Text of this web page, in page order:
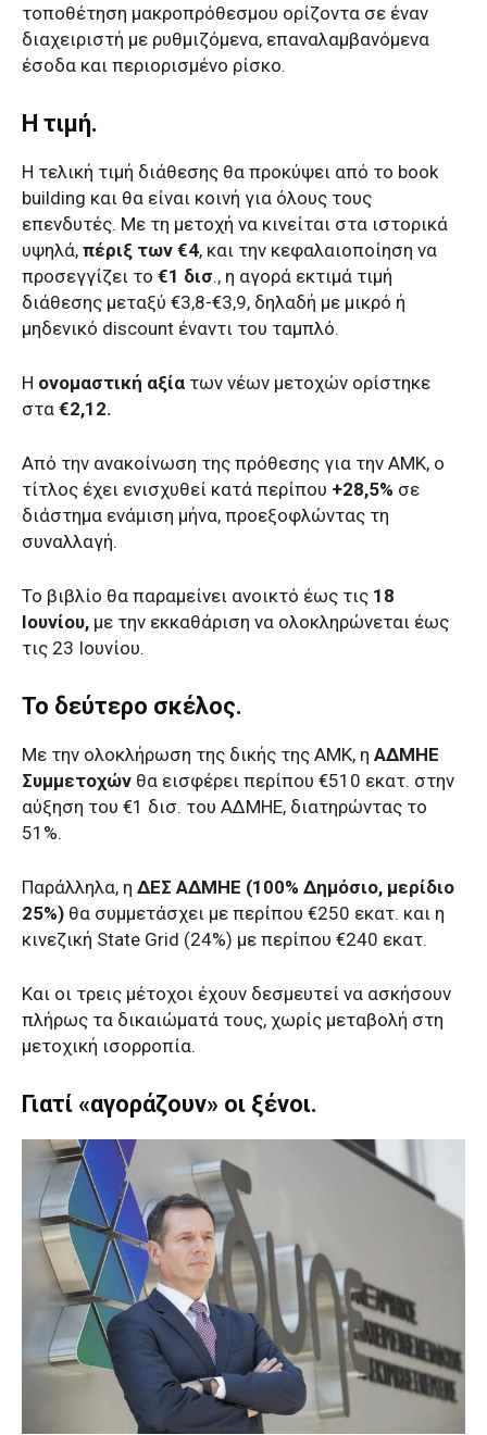
τοποθέτηση μακροπρόθεσμου ορίζοντα σε έναν
διαχειριστή με ρυθμιζόμενα, επαναλαμβανόμενα
έσοδα και περιορισμένο ρίσκο.
Η τιμή.
Η τελική τιμή διάθεσης θα προκύψει από το book
building και θα είναι κοινή για όλους τους
επενδυτές. Με τη μετοχή να κινείται στα ιστορικά
υψηλά, πέριξ των €4, και την κεφαλαιοποίηση να
προσεγγίζει το €1 δισ., η αγορά εκτιμά τιμή
διάθεσης μεταξύ €3,8-€3,9, δηλαδή με μικρό ή
μηδενικό discount έναντι του ταμπλό.
Η ονομαστική αξία των νέων μετοχών ορίστηκε
στα €2,12.
Από την ανακοίνωση της πρόθεσης για την ΑΜΚ, ο
τίτλος έχει ενισχυθεί κατά περίπου +28,5% σε
διάστημα ενάμιση μήνα, προεξοφλώντας τη
συναλλαγή.
Το βιβλίο θα παραμείνει ανοικτό έως τις 18
Ιουνίου, με την εκκαθάριση να ολοκληρώνεται έως
τις 23 Ιουνίου.
Το δεύτερο σκέλος.
Με την ολοκλήρωση της δικής της ΑΜΚ, η ΑΔΜΗΕ
Συμμετοχών θα εισφέρει περίπου €510 εκατ. στην
αύξηση του €1 δισ. του ΑΔΜΗΕ, διατηρώντας το
51%.
Παράλληλα, η ΔΕΣ ΑΔΜΗΕ (100% Δημόσιο, μερίδιο
25%) θα συμμετάσχει με περίπου €250 εκατ. και η
κινεζική State Grid (24%) με περίπου €240 εκατ.
Και οι τρεις μέτοχοι έχουν δεσμευτεί να ασκήσουν
πλήρως τα δικαιώματά τους, χωρίς μεταβολή στη
μετοχική ισορροπία.
Γιατί «αγοράζουν» οι ξένοι.